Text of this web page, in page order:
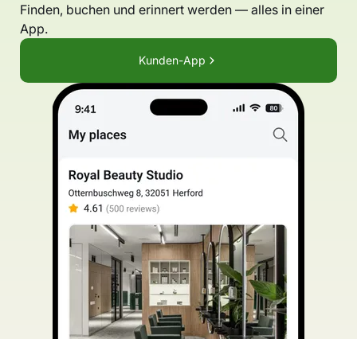
Finden, buchen und erinnert werden — alles in einer
App.
Kunden-App